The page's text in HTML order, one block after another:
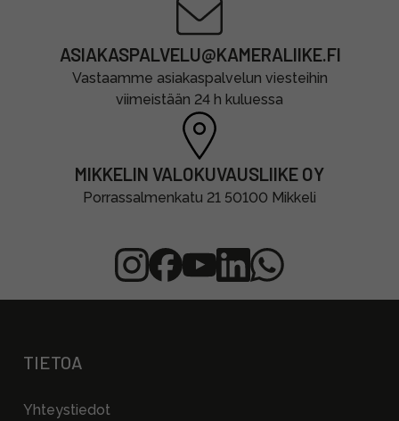
ASIAKASPALVELU@KAMERALIIKE.FI
Vastaamme asiakaspalvelun viesteihin
viimeistään 24 h kuluessa
MIKKELIN VALOKUVAUSLIIKE OY
Porrassalmenkatu 21 50100 Mikkeli
TIETOA
Yhteystiedot